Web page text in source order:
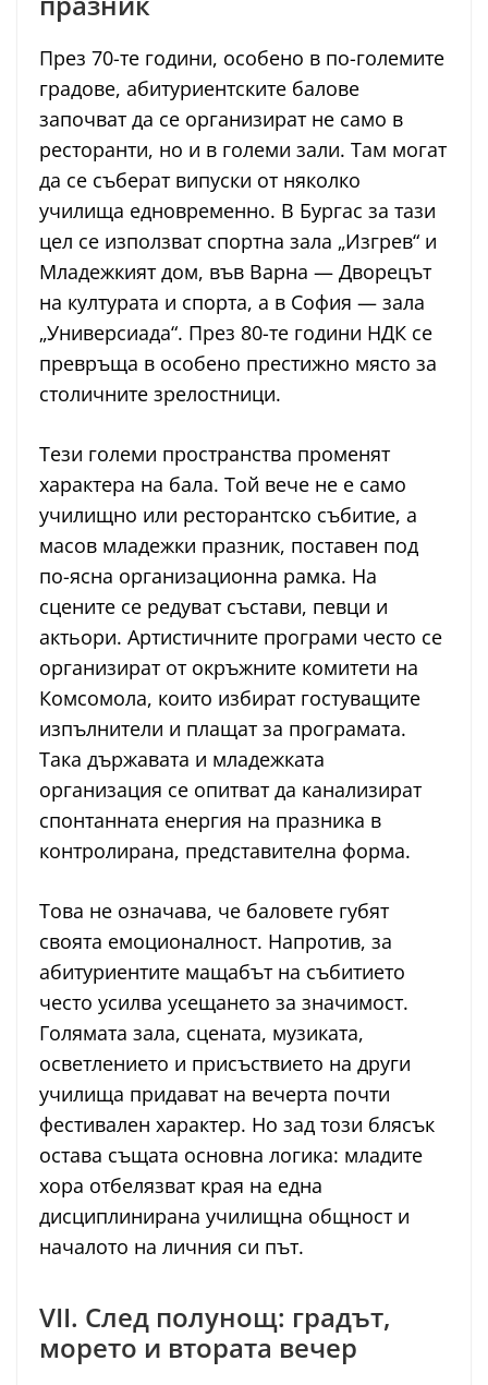
През 70-те години, особено в по-големите
градове, абитуриентските балове
започват да се организират не само в
ресторанти, но и в големи зали. Там могат
да се съберат випуски от няколко
училища едновременно. В Бургас за тази
цел се използват спортна зала „Изгрев“ и
Младежкият дом, във Варна — Дворецът
на културата и спорта, а в София — зала
„Универсиада“. През 80-те години НДК се
превръща в особено престижно място за
столичните зрелостници.
Тези големи пространства променят
характера на бала. Той вече не е само
училищно или ресторантско събитие, а
масов младежки празник, поставен под
по-ясна организационна рамка. На
сцените се редуват състави, певци и
актьори. Артистичните програми често се
организират от окръжните комитети на
Комсомола, които избират гостуващите
изпълнители и плащат за програмата.
Така държавата и младежката
организация се опитват да канализират
спонтанната енергия на празника в
контролирана, представителна форма.
Това не означава, че баловете губят
своята емоционалност. Напротив, за
абитуриентите мащабът на събитието
често усилва усещането за значимост.
Голямата зала, сцената, музиката,
осветлението и присъствието на други
училища придават на вечерта почти
фестивален характер. Но зад този блясък
остава същата основна логика: младите
хора отбелязват края на една
дисциплинирана училищна общност и
началото на личния си път.
VII. След полунощ: градът,
морето и втората вечер